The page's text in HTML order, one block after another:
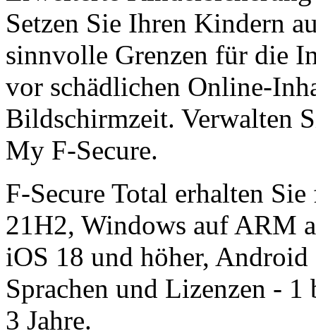
Setzen Sie Ihren Kindern
sinn­volle Grenzen für die
vor schädlichen Online-
Bild­schirm­zeit. Verwalten
My F‑Secure.
F-Secure Total erhalten
21H2, Windows auf ARM
iOS 18 und höher,
Sprachen und Lizenzen -
3 Jahre.